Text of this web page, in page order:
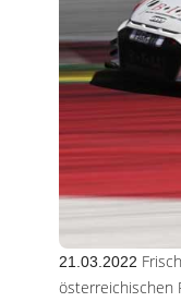
21.03.2022
österreichischen